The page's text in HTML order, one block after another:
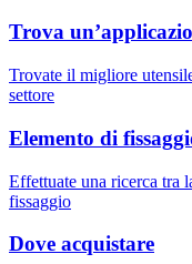
Trova
Trovate il migliore
settore
Elemento di
Effettuate una ricerca tra
fissaggio
Dove acquistare